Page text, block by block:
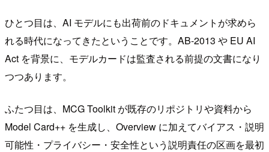
ひとつ目は、AI モデルにも出荷前のドキュメントが求めら
れる時代になってきたということです。AB-2013 や EU AI
Act を背景に、モデルカードは監査される前提の文書になり
つつあります。
ふたつ目は、MCG Toolkit が既存のリポジトリや資料から
Model Card++ を生成し、Overview に加えてバイアス・説明
可能性・プライバシー・安全性という説明責任の区画を最初